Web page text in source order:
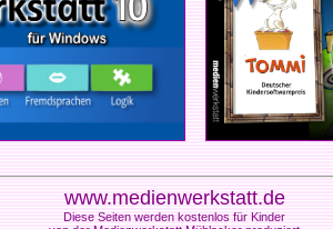
www.medienwerkstatt.de
Diese Seiten werden kostenlos für Kinder